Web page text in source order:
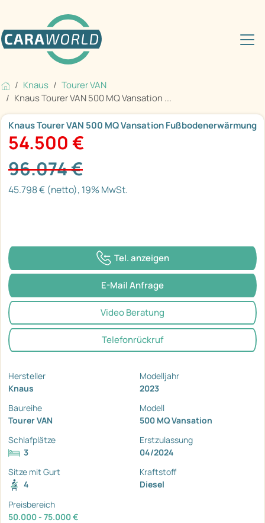
Knaus
Tourer VAN
Knaus Tourer VAN 500 MQ Vansation ...
Knaus Tourer VAN 500 MQ Vansation Fußbodenerwärmung
54.500 €
96.074 €
45.798 € (netto), 19% MwSt.
Tel. anzeigen
E-Mail Anfrage
Video Beratung
Telefonrückruf
Hersteller
Knaus
Modelljahr
2023
Baureihe
Tourer VAN
Modell
500 MQ Vansation
Schlafplätze
3
Erstzulassung
04/2024
Sitze mit Gurt
4
Kraftstoff
Diesel
Preisbereich
50.000 - 75.000 €